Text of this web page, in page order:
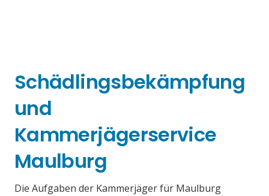
Schädlingsbekämpfung
und
Kammerjägerservice
Maulburg
Die Aufgaben der Kammerjäger für Maulburg